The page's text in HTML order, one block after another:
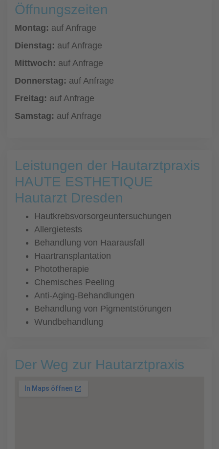
Öffnungszeiten
Montag: auf Anfrage
Dienstag: auf Anfrage
Mittwoch: auf Anfrage
Donnerstag: auf Anfrage
Freitag: auf Anfrage
Samstag: auf Anfrage
Leistungen der Hautarztpraxis
HAUTE ESTHETIQUE
Hautarzt Dresden
Hautkrebsvorsorgeuntersuchungen
Allergietests
Behandlung von Haarausfall
Haartransplantation
Phototherapie
Chemisches Peeling
Anti-Aging-Behandlungen
Behandlung von Pigmentstörungen
Wundbehandlung
Der Weg zur Hautarztpraxis